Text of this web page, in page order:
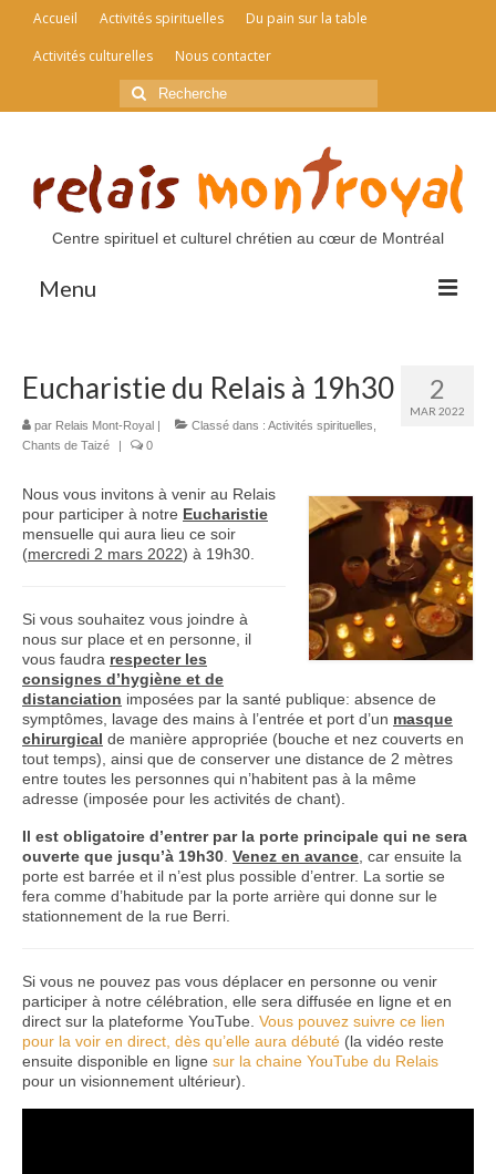
Accueil Activités spirituelles
Du pain sur la table
Activités culturelles
Nous contacter
Rechercher
:
Centre spirituel et culturel chrétien au cœur de Montréal
Menu
Activités spirituelles
Du pain sur la table
Nous contacter
2
MAR 2022
Eucharistie du Relais à 19h30
par Relais Mont-Royal | Classé dans : Activités spirituelles
Chants de Taizé
| 0
Nous vous invitons à venir au Relais
pour participer à notre Eucharistie
mensuelle qui aura lieu ce soir
(mercredi 2 mars 2022) à 19h30.
Si vous souhaitez vous joindre à
nous sur place et en personne, il
vous faudra respecter les
consignes d’hygiène et de
distanciation imposées par la santé publique: absence de
symptômes, lavage des mains à l’entrée et port d’un masque
chirurgical de manière appropriée (bouche et nez couverts en
tout temps), ainsi que de conserver une distance de 2 mètres
entre toutes les personnes qui n’habitent pas à la même
adresse (imposée pour les activités de chant).
Il est obligatoire d’entrer par la porte principale qui ne sera
ouverte que jusqu’à 19h30 Venez en avance , car ensuite la
porte est barrée et il n’est plus possible d’entrer. La sortie se
fera comme d’habitude par la porte arrière qui donne sur le
stationnement de la rue Berri.
Si vous ne pouvez pas vous déplacer en personne ou venir
participer à notre célébration, elle sera diffusée en ligne et en
direct sur la plateforme YouTube. Vous pouvez suivre ce lien
pour la voir en direct, dès qu’elle aura débuté (la vidéo reste
ensuite disponible en ligne sur la chaine YouTube du Relais
pour un visionnement ultérieur).